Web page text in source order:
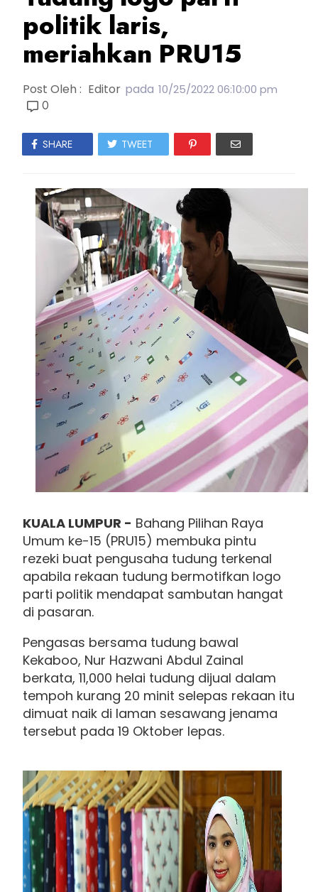
politik laris,
meriahkan PRU15
Post Oleh : Editor pada 10/25/2022 06:10:00 pm
0
SHARE TWEET
KUALA LUMPUR - Bahang Pilihan Raya
Umum ke-15 (PRU15) membuka pintu
rezeki buat pengusaha tudung terkenal
apabila rekaan tudung bermotifkan logo
parti politik mendapat sambutan hangat
di pasaran.
Pengasas bersama tudung bawal
Kekaboo, Nur Hazwani Abdul Zainal
berkata, 11,000 helai tudung dijual dalam
tempoh kurang 20 minit selepas rekaan itu
dimuat naik di laman sesawang jenama
tersebut pada 19 Oktober lepas.